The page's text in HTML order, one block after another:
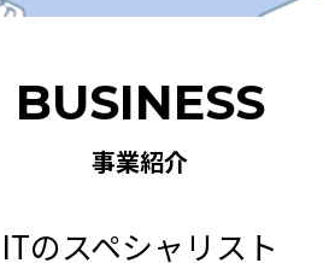
BUSINESS
事業紹介
ITのスペシャリスト